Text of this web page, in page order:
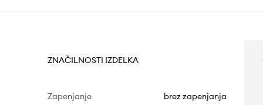
ZNAČILNOSTI IZDELKA
Zapenjanje brez zapenjanja